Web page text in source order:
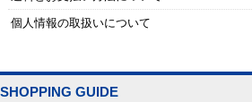
個人情報の取扱いについて
SHOPPING GUIDE